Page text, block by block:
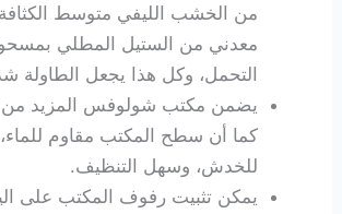
من الخشب الليفي متوسط
معدني من الستيل المطلي
التحمل، وكل هذا يجعل الطاولة
يضمن مكتب شولوفس المزيد من
كما أن سطح المكتب مقاوم
للخدش، وسهل التنظيف.
يمكن تثبيت رفوف المكتب على